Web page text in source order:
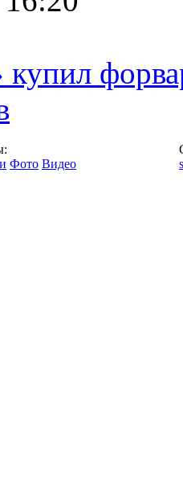
купил
Фото Видео